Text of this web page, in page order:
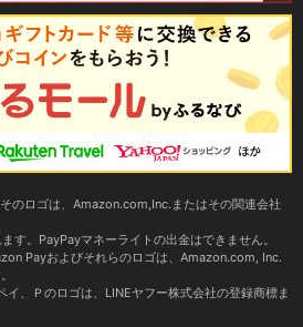
のロゴは、Amazon.com,Inc.またはその関連会社
す。PayPayマネーライトの出金はできません。
Payおよびそれらのロゴは、Amazon.com, Inc.
イ、Ｐのロゴは、LINEヤフー株式会社の登録商標ま